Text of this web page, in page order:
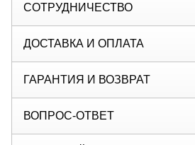
СОТРУДНИЧЕСТВО
ДОСТАВКА И ОПЛАТА
ГАРАНТИЯ И ВОЗВРАТ
ВОПРОС-ОТВЕТ